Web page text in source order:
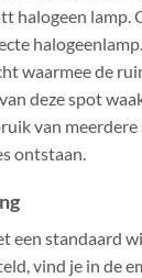
halogeen
waarmee de
deze spot
van
ontstaan.
een standaard
vind je in de